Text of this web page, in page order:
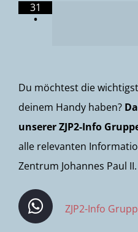
31
•
Du möchtest die
deinem Handy haben?
unserer ZJP2-Info
alle relevanten
Zentrum Johannes Paul II.
ZJP2-Info